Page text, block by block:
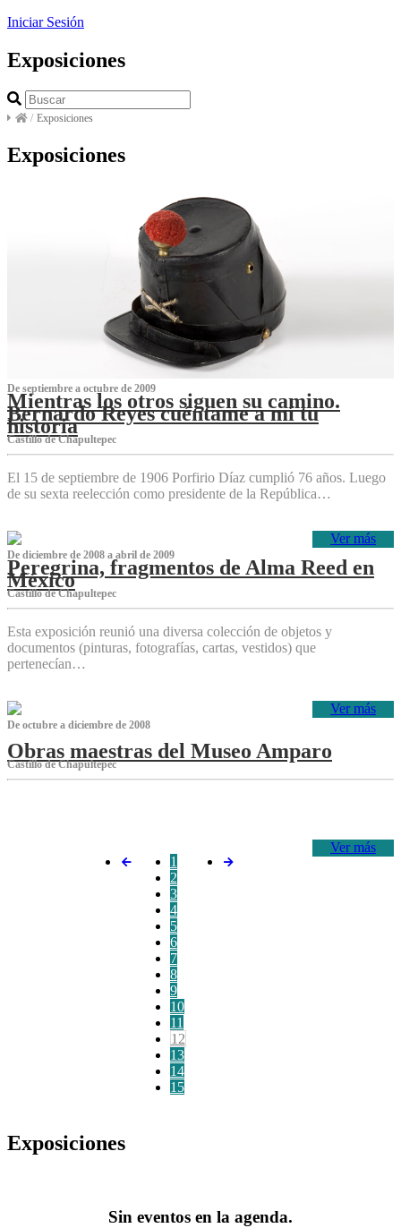
Iniciar Sesión
Exposiciones
/ Exposiciones
Exposiciones
De septiembre a octubre de 2009
Mientras los otros siguen su camino.
Bernardo Reyes cuéntame a mí tu
historia
Castillo de Chapultepec
El 15 de septiembre de 1906 Porfirio Díaz cumplió 76 años. Luego
de su sexta reelección como presidente de la República…
Ver más
De diciembre de 2008 a abril de 2009
Peregrina, fragmentos de Alma Reed en
México
Castillo de Chapultepec
Esta exposición reunió una diversa colección de objetos y
documentos (pinturas, fotografías, cartas, vestidos) que
pertenecían…
Ver más
De octubre a diciembre de 2008
Obras maestras del Museo Amparo
Castillo de Chapultepec
Ver más
1
2
3
4
5
6
7
8
9
10
11
12
13
14
15
Exposiciones
Sin eventos en la agenda.